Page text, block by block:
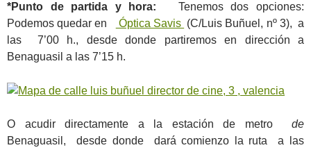
*Punto de partida y hora: Tenemos dos opciones:
Podemos quedar en
Óptica Savis (C/Luis Buñuel, nº 3), a
las 7’00 h., desde donde partiremos en dirección a
Benaguasil a las 7’15 h.
O acudir directamente a la estación de metro
de
Benaguasil, desde donde dará comienzo la ruta a las